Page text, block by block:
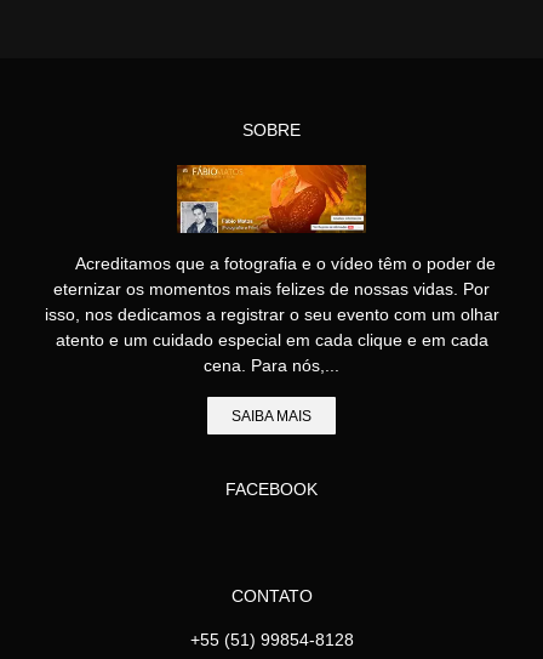
SOBRE
Acreditamos que a fotografia e o vídeo têm o poder de
eternizar os momentos mais felizes de nossas vidas. Por
isso, nos dedicamos a registrar o seu evento com um olhar
atento e um cuidado especial em cada clique e em cada
cena. Para nós,...
SAIBA MAIS
FACEBOOK
CONTATO
+55 (51) 99854-8128